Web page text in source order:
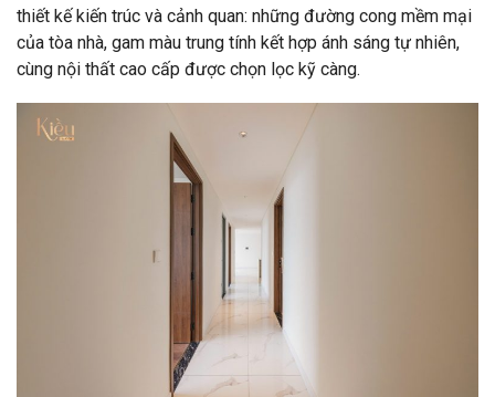
thiết kế kiến trúc và cảnh quan: những đường cong mềm mại
của tòa nhà, gam màu trung tính kết hợp ánh sáng tự nhiên,
cùng nội thất cao cấp được chọn lọc kỹ càng.